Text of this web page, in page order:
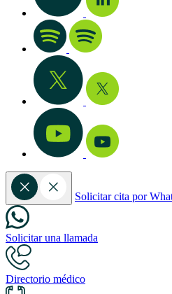
Solicitar cita por
Solicitar una llamada
Directorio médico